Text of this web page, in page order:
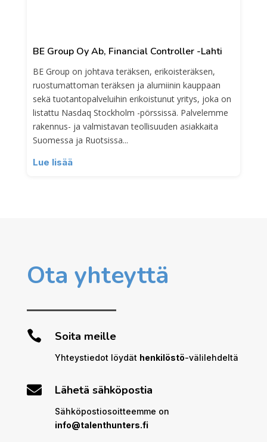
BE Group Oy Ab, Financial Controller -Lahti
BE Group on johtava teräksen, erikoisteräksen,
ruostumattoman teräksen ja alumiinin kauppaan
sekä tuotantopalveluihin erikoistunut yritys, joka on
listattu Nasdaq Stockholm -pörssissä. Palvelemme
rakennus- ja valmistavan teollisuuden asiakkaita
Suomessa ja Ruotsissa...
Lue lisää
Ota yhteyttä
 Soita meille
Yhteystiedot löydät henkilöstö-välilehdeltä
 Lähetä sähköpostia
Sähköpostiosoitteemme on
info@talenthunters.fi